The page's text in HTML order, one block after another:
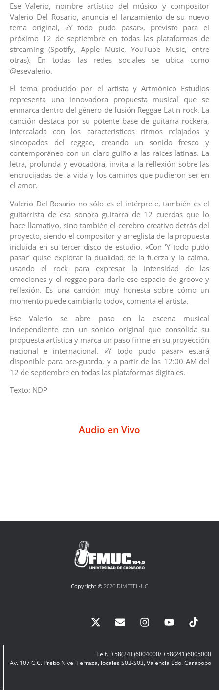
Ese Valerio, nombre artístico del músico y compositor
Valerio Del Rosario, anuncia el lanzamiento de su nuevo
tema original, «Y todo pudo pasar», previsto para el
próximo 12 de septiembre en todas las plataformas de
streaming (Spotify, Apple Music, YouTube Music, entre
otras). En todas las redes sociales se ubica como
@esevalerio.
El tema producido por el artista y Artmónico Estudios
representa una innovadora propuesta musical que se
enmarca dentro del género de fusión Reggae-Latin rock. La
canción destaca por su potente base de guitarra rockera,
intercalada con los caracteristicos ritmos relajados y
sincopados del reggae, creando un sonido fresco y
contemporáneo con un claro guiño a las raíces latinas. La
letra, profunda y evocadora, invita a la reflexión sobre las
encrucijadas de la vida y los caminos que pudieron ser en
el amor.
Valerio Del Rosario no sólo es el intérprete, también es el
guitarrista de esa sonora guitarra de 12 cuerdas que lo
hace llamativo, sino también el cerebro creativo detrás del
proyecto, siendo el compositor y arreglista de la propuesta
incluida en su tercer disco de estudio. «Con ‘Y todo pudo
pasar’ quise explorar la dualidad de la fuerza y la calma,
usando el rock para expresar la intensidad de las
emociones y el reggae para darle ese espacio de groove y
reflexión. Es una canción muy honesta sobre cómo un
momento puede cambiarlo todo», comenta el artista.
Ese Valerio se abre paso en la escena musical
independiente con un sonido original que consolida su
propuesta artística y marca un paso firme en su proyección
nacional e internacional. «Y todo pudo pasar» estará
disponible para pre-guarda, y a partir de las 12:00 AM del
12 de septiembre en todas las plataformas digitales.
Texto: NDP
Audio en Vivo
Copyright © 2026 DIMETEL-UC
Telf.: +58(241)6004000/ +58(241)6005000
Av. 107 C.C. Prebo Nivel Terraza, locales S02-S03, Valencia Edo. Carabobo